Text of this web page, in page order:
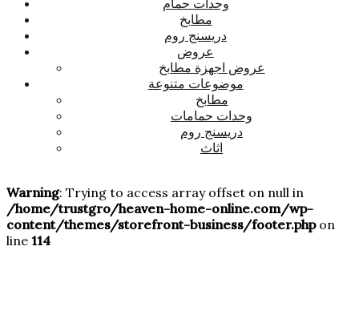
وحدات حمام
مطابخ
دريسنج روم
عروض
عروض اجهزة مطابخ
موضوعات متنوعة
مطابخ
وحدات حمامات
دريسنج روم
اثاث
Warning: Trying to access array offset on null in
/home/trustgro/heaven-home-online.com/wp-
content/themes/storefront-business/footer.phpon
line 114